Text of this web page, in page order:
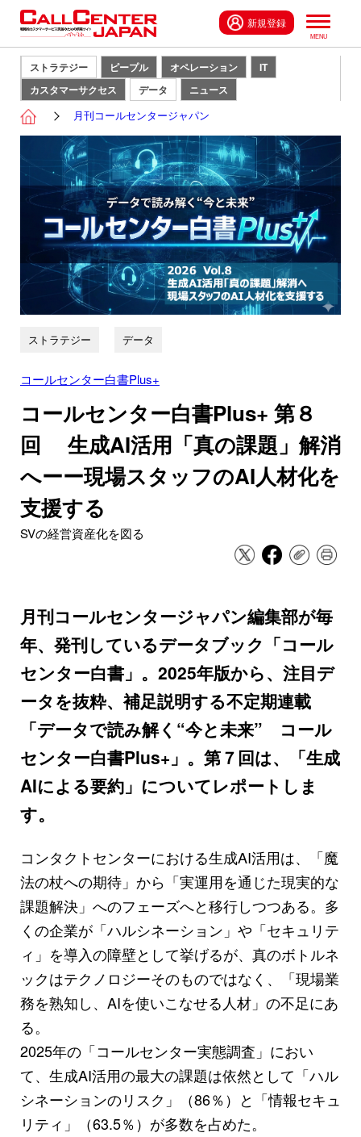
新規登録
ストラテジー ピープル オペレーション
IT
カスタマーサクセス
データ ニュース
月刊コールセンタージャパン
ストラテジー データ
コールセンター白書Plus+
コールセンター白書Plus+ 第８
回 生成AI活用「真の課題」解消
へーー現場スタッフのAI人材化を
支援する
SVの経営資産化を図る
月刊コールセンタージャパン編集部が毎
年、発刊しているデータブック「コール
センター白書」。2025年版から、注目デ
ータを抜粋、補足説明する不定期連載
「データで読み解く“今と未来” コール
センター白書Plus+」。第７回は、「生成
AIによる要約」についてレポートしま
す。
コンタクトセンターにおける生成AI活用は、「魔
法の杖への期待」から「実運用を通じた現実的な
課題解決」へのフェーズへと移行しつつある。多
くの企業が「ハルシネーション」や「セキュリテ
ィ」を導入の障壁として挙げるが、真のボトルネ
ックはテクノロジーそのものではなく、「現場業
務を熟知し、AIを使いこなせる人材」の不足にあ
る。
2025年の「コールセンター実態調査」におい
て、生成AI活用の最大の課題は依然として「ハル
シネーションのリスク」（86％）と「情報セキュ
リティ」（63.5％）が多数を占めた。